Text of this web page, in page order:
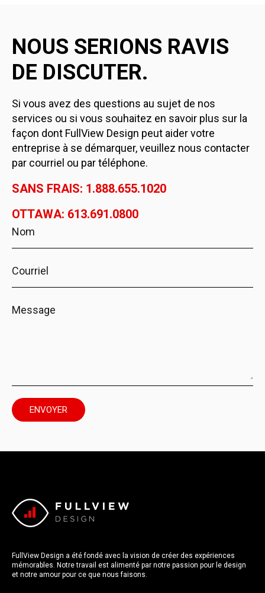
NOUS SERIONS RAVIS
DE DISCUTER.
Si vous avez des questions au sujet de nos
services ou si vous souhaitez en savoir plus sur la
façon dont FullView Design peut aider votre
entreprise à se démarquer, veuillez nous contacter
par courriel ou par téléphone.
SANS FRAIS: 1.888.655.1020
OTTAWA: 613.691.0800
FullView Design a été fondé avec la vision de créer des expériences
mémorables. Notre travail est alimenté par notre passion pour le design
et notre amour pour ce que nous faisons.